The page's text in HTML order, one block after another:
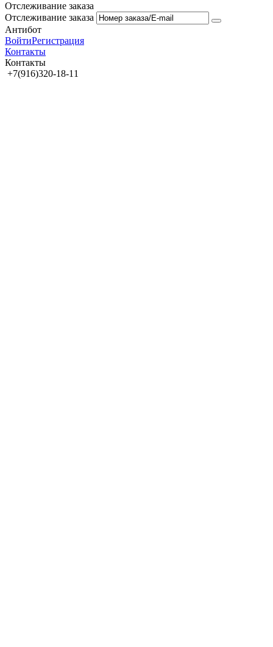
Отслеживание заказа
Отслеживание заказа
Антибот
ВойтиРегистрация
Контакты
Контакты
+7(916)320-18-11